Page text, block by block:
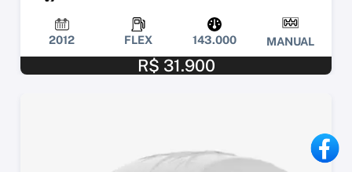
2012 FLEX 143.000 MANUAL
R$ 31.900